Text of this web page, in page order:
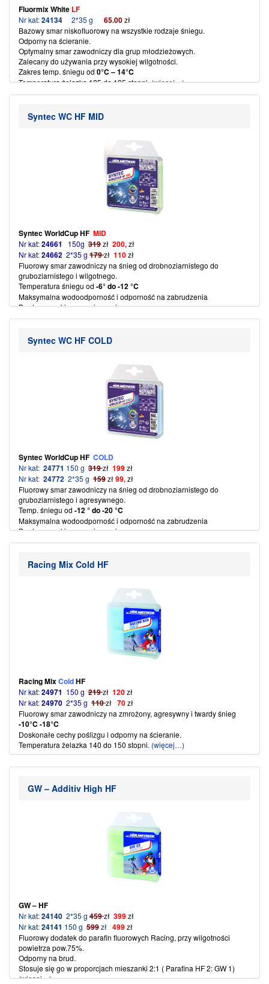
Fluormix White LF
Nr kat:24134 2*35 g 65.00zł
Bazowy smar niskofluorowy na wszystkie rodzaje śniegu.
Odporny na ścieranie.
Optymalny smar zawodniczy dla grup młodzieżowych.
Zalecany do używania przy wysokiej wilgotności.
Zakres temp. śniegu od 0°C – 14°C
Temperatura żelazka 125 do 135 stopni.(więcej…)
Syntec WC HF MID
Syntec WorldCupHF MID
Nr kat:24661 150g 319zł 200,zł
Nr kat:24662 2*35 g 179zł 110zł
Fluorowy smar zawodniczy na śnieg od drobnoziarnistego do
gruboziarnistego i wilgotnego.
Temperatura śniegu od -6° do -12 °C
Maksymalna wodoodporność i odporność na zabrudzenia
Bardzo wysokie przyspieszenie
Najwyższe oceny właściwości ślizgowych i odporności na ścieranie
Syntec WC HF COLD
Syntec WorldCupHF COLD
Nr kat: 24771 150 g 319zł 199zł
Nr kat: 24772 2*35 g 159zł 99,zł
Fluorowy smar zawodniczy na śnieg od drobnoziarnistego do
gruboziarnistego i agresywnego.
Temp. śniegu od -12 ° do -20 °C
Maksymalna wodoodporność i odporność na zabrudzenia
Bardzo wysokie przyspieszenie
Najwyższe oceny właściwości ślizgowych i odporności na ścieranie
Racing Mix Cold HF
Racing MixColdHF
Nr kat:24971 150 g 219zł 120zł
Nr kat:24970 2*35 g 110zł 70zł
Fluorowy smar zawodniczy na zmrożony, agresywny i twardy śnieg
-10°C -18°C
Doskonałe cechy poślizgu i odporny na ścieranie.
Temperatura żelazka 140 do 150 stopni. (więcej…)
GW – Additiv High HF
GW – HF
Nr kat:24140 2*35 g 459zł 399zł
Nr kat:24141 150 g 599zł 499zł
Fluorowy dodatek do parafin fluorowych Racing, przy wilgotności
powietrza pow.75%.
Odporny na brud.
Stosuje się go w proporcjach mieszanki 2:1 ( Parafina HF 2: GW 1)
(więcej…)